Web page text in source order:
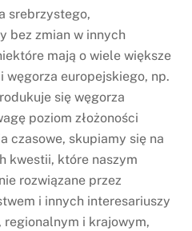
srebrzystego,
bez zmian w innych
mają o wiele większe
węgorza europejskiego, np.
się węgorza
poziom złożoności
czasowe, skupiamy się na
kwestii, które naszym
rozwiązane przez
i innych interesariuszy
regionalnym i krajowym,